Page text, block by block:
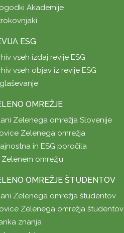
Akademije
ESG
vseh izdaj revije ESG
vseh objav iz revije ESG
OMREŽJE
Zelenega omrežja Slovenije
Zelenega omrežja
in ESG poročila
Zelenem omrežju
OMREŽJE ŠTUDENTOV
Zelenega omrežja študentov
Zelenega omrežja študentov
znanja